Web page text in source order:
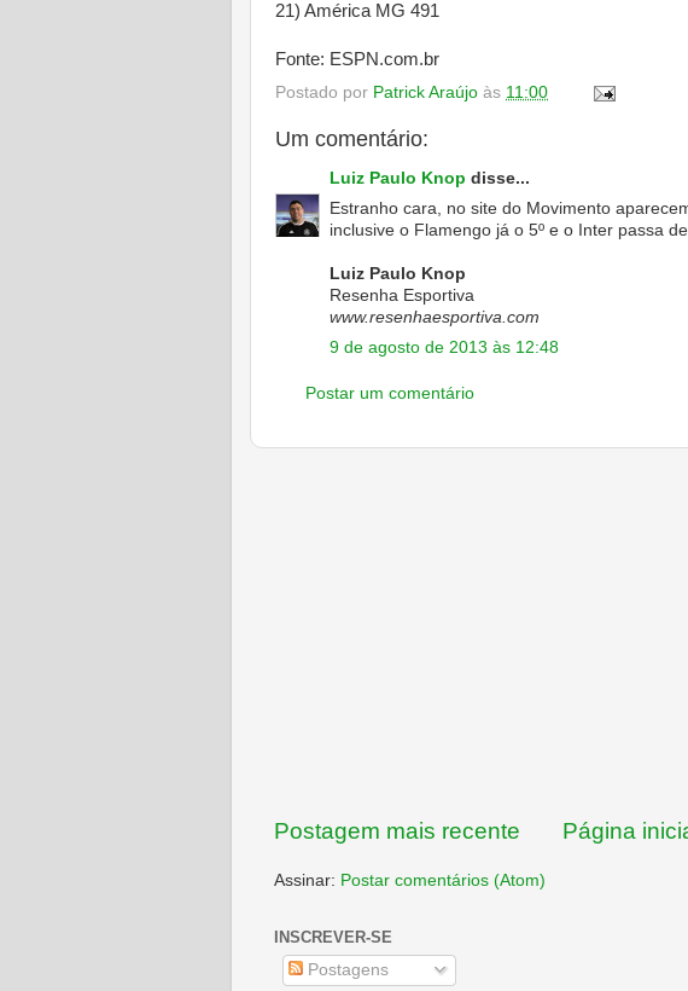
21) América MG 491
Fonte: ESPN.com.br
Postado por Patrick Araújo às 11:00
Um comentário:
Luiz Paulo Knop disse...
Estranho cara, no site do Movimento
inclusive o Flamengo já o 5º e o Inter passa
Luiz Paulo Knop
Resenha Esportiva
www.resenhaesportiva.com
9 de agosto de 2013 às 12:48
Postar um comentário
Postagem mais recente Página
Assinar: Postar comentários (Atom)
INSCREVER-SE
Postagens